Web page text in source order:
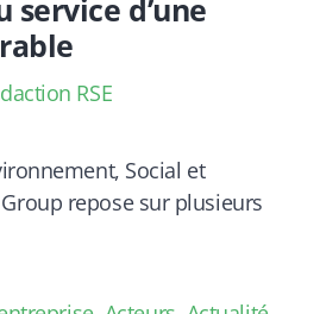
d’une
RSE
Social et
repose sur plusieurs